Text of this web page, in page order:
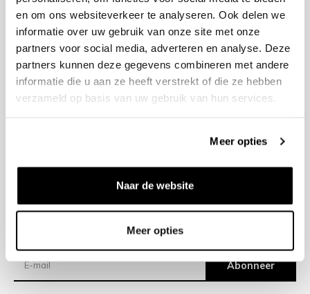
en om ons websiteverkeer te analyseren. Ook delen we
informatie over uw gebruik van onze site met onze
partners voor social media, adverteren en analyse. Deze
partners kunnen deze gegevens combineren met andere
informatie die u aan ze heeft verstrekt of die ze hebben
verzameld op basis van uw gebruik van hun services.
Meer opties
Naar de website
Meer opties
+31 23 205 2006
info@bruut.nl
Contact Formulier
Open tot 18:30
OPENINGSTIJDEN
Verzending
Abonneer